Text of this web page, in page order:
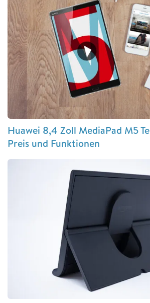
Huawei 8,4 Zoll MediaPad M5
Preis und Funktionen